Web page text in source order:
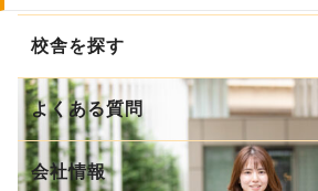
緻密な「計画と実績管理」で学習時
英会話の５ステップ
英語学習習慣化の３ステップ
初級者コース
TOEIC®L&R TESTコース
TOEFL iBT®TEST / IELTSコース
一般教育訓練給付制度
校舎を探す
よくある質問
会社情報